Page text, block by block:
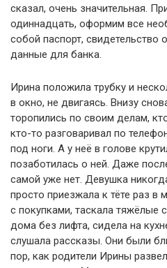
сказал, очень значительная.
одиннадцать, оформим все
собой паспорт, свидетельство
данные для банка.
Ирина положила трубку и
в окно, не двигаясь. Внизу
торопились по своим делам,
кто-то разговаривал по
под ноги. А у неё в голове
позаботилась о ней. Даже
самой уже нет. Девушка
просто приезжала к тёте раз в
с покупками, таскала тяжёлые
дома без лифта, сидела на
слушала рассказы. Они были
пор, как родители Ирины